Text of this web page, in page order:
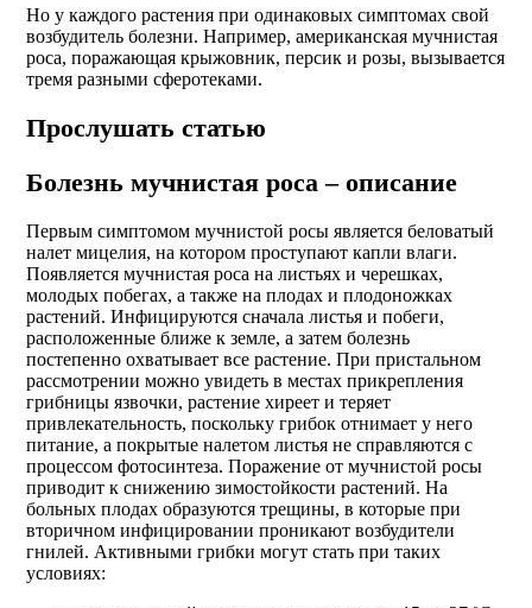
Но у каждого растения при одинаковых симптомах свой
возбудитель болезни. Например, американская мучнистая
роса, поражающая крыжовник, персик и розы, вызывается
тремя разными сферотеками.
Прослушать статью
Болезнь мучнистая роса – описание
Первым симптомом мучнистой росы является беловатый
налет мицелия, на котором проступают капли влаги.
Появляется мучнистая роса на листьях и черешках,
молодых побегах, а также на плодах и плодоножках
растений. Инфицируются сначала листья и побеги,
расположенные ближе к земле, а затем болезнь
постепенно охватывает все растение. При пристальном
рассмотрении можно увидеть в местах прикрепления
грибницы язвочки, растение хиреет и теряет
привлекательность, поскольку грибок отнимает у него
питание, а покрытые налетом листья не справляются с
процессом фотосинтеза. Поражение от мучнистой росы
приводит к снижению зимостойкости растений. На
больных плодах образуются трещины, в которые при
вторичном инфицировании проникают возбудители
гнилей. Активными грибки могут стать при таких
условиях: